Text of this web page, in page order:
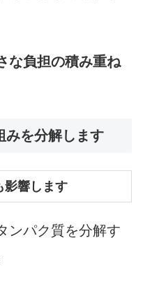
な負担の積み重ね
みを分解します
影響します
ンパク質を分解す